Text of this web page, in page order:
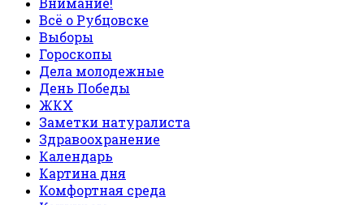
Всё о Рубцовске
Выборы
Гороскопы
Дела молодежные
День Победы
ЖКХ
Заметки натуралиста
Здравоохранение
Календарь
Картина дня
Комфортная среда